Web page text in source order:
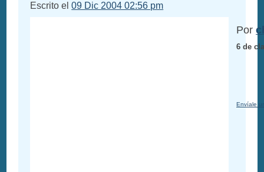
Escrito el09 Dic 2004 02:56 pm
Por
6 de
Envíale